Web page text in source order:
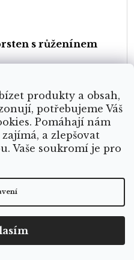
produkty a obsah,
potřebujeme Váš
Pomáhají nám
a zlepšovat
Vaše soukromí je pro
s růženínem
je spojení šperků z čistého